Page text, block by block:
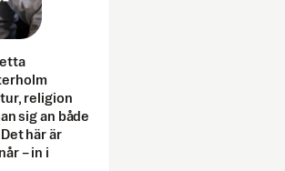
religion
sig an både
här är
– in i